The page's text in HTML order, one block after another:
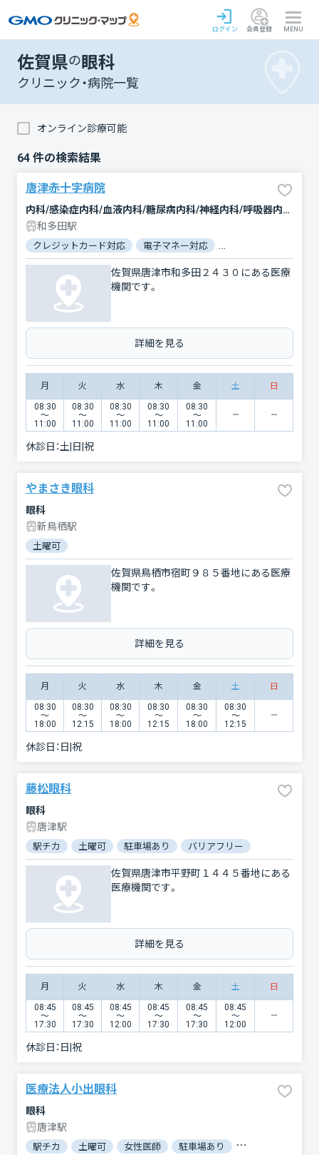
ログイン 会員登録 MENU
佐賀県の 眼科
クリニック・病院一覧
オンライン診療可能
64 件の検索結果
唐津赤十字病院
内科/感染症内科/血液内科/糖尿病内科/神経内科/呼吸器内科/循環器科/消化器科/腎臓内科・外科/腫瘍内科・外科/リウマチ科/外科/脳神経外科/呼吸器外科/心臓血管外科/肝臓内科・外科/乳腺外科/整形外科/形成外科/小児科/産婦人科/眼科/耳鼻咽喉科/皮膚科/泌尿器科/精神科・神経科/歯科口腔外科/リハビリテーション/放射線科/臨床検査・病理診断/救急科/麻酔科
和多田駅
クレジットカード対応 電子マネー対応
佐賀県唐津市和多田２４３０にある医療
機関です。
詳細を見る
月 火 水 木 金 土 日
08:30
〜
11:00
08:30
〜
11:00
08:30
〜
11:00
08:30
〜
11:00
08:30
〜
11:00
休診日：土|日|祝
やまさき眼科
眼科
新鳥栖駅
土曜可
佐賀県鳥栖市宿町９８５番地にある医療
機関です。
詳細を見る
月 火 水 木 金 土 日
08:30
〜
18:00
08:30
〜
12:15
08:30
〜
18:00
08:30
〜
12:15
08:30
〜
18:00
08:30
〜
12:15
休診日： 日|祝
藤松眼科
眼科
唐津駅
駅チカ 土曜可 駐車場あり バリアフリー
佐賀県唐津市平野町１４４５番地にある
医療機関です。
詳細を見る
月 火 水 木 金 土 日
08:45
〜
17:30
08:45
〜
17:30
08:45
〜
12:00
08:45
〜
17:30
08:45
〜
17:30
08:45
〜
12:00
休診日： 日|祝
医療法人小出眼科
眼科
唐津駅
駅チカ 土曜可 女性医師 駐車場あり バリアフリー